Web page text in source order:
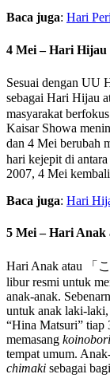
Baca juga: Hari
4 Mei – Hari Hijau
Sesuai dengan UU
sebagai Hari Hijau
masyarakat
Kaisar Showa
dan 4 Mei berubah
hari kejepit di
2007, 4 Mei
Baca juga: Hari
5 Mei – Hari Anak
Hari Anak atau 「
libur resmi untuk
anak-anak.
untuk anak laki-laki,
“Hina Matsuri” tiap
memasang koinobori
tempat umum.
chimaki sebagai